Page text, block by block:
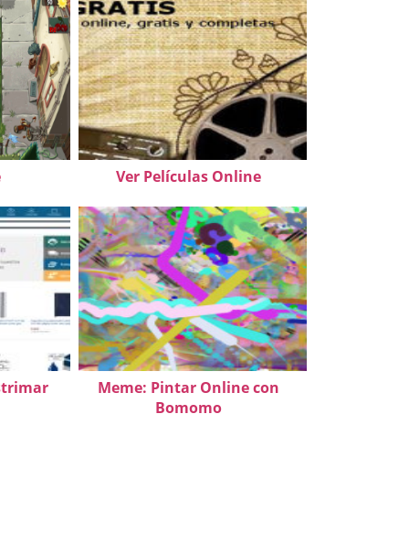
Ver Películas Online
Meme: Pintar Online con
Bomomo